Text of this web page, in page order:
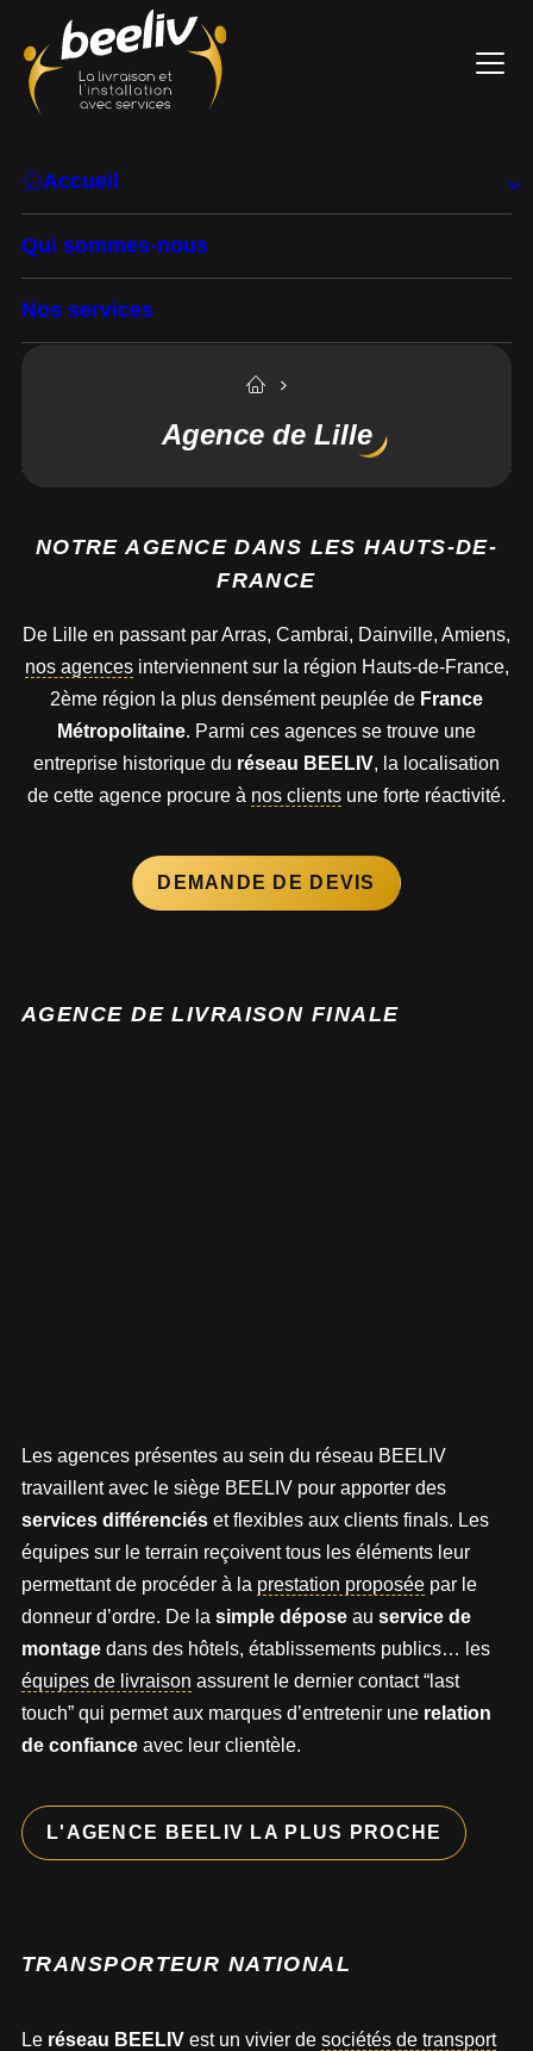
Accueil
Qui sommes-nous
Nos services
Agence de Lille
NOTRE AGENCE DANS LES HAUTS-DE-
FRANCE
De Lille en passant par Arras, Cambrai, Dainville, Amiens,
nos agencesinterviennent sur la région Hauts-de-France,
2ème région la plus densément peuplée de France
Métropolitaine. Parmi ces agences se trouve une
entreprise historique du réseau BEELIV, la localisation
de cette agence procure à nos clients une forte réactivité.
DEMANDE DE DEVIS
AGENCE DE LIVRAISON FINALE
Les agences présentes au sein du réseau BEELIV
travaillent avec le siège BEELIV pour apporter des
services différenciés et flexibles aux clients finals. Les
équipes sur le terrain reçoivent tous les éléments leur
permettant de procéder à la prestation proposée par le
donneur d’ordre. De la simple dépose au service de
montage dans des hôtels, établissements publics… les
équipes de livraison assurent le dernier contact “last
touch” qui permet aux marques d’entretenir une relation
de confiance avec leur clientèle.
L'AGENCE BEELIV LA PLUS PROCHE
TRANSPORTEUR NATIONAL
Le réseau BEELIV est un vivier de sociétés de transport